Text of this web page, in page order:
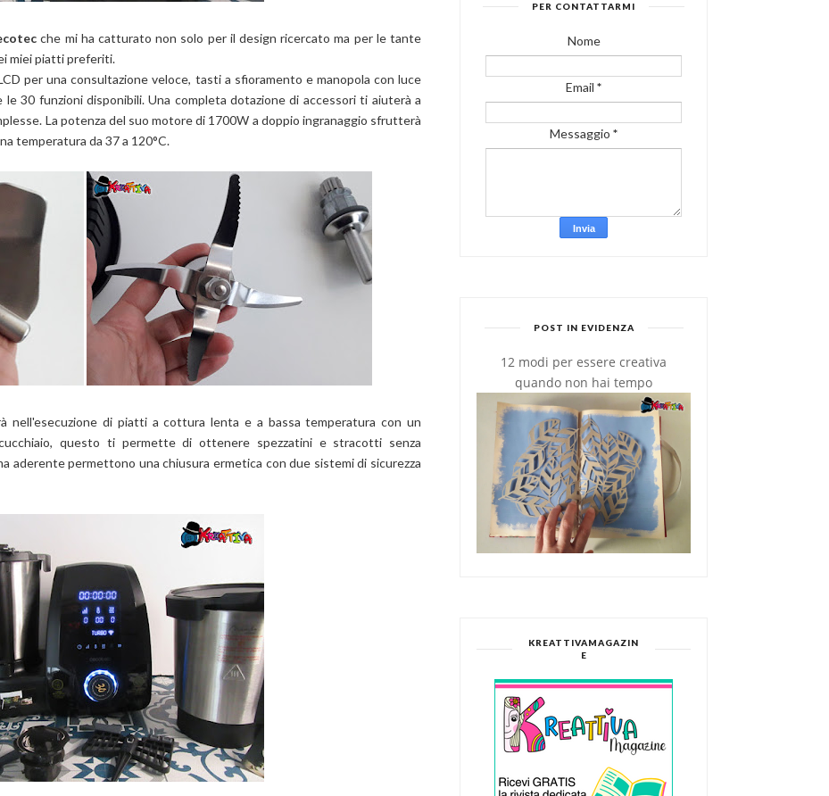
che mi ha catturato non solo per il design ricercato ma per le tante
miei piatti preferiti.
per una consultazione veloce, tasti a sfioramento e manopola con luce
30 funzioni disponibili. Una completa dotazione di accessori ti aiuterà a
La potenza del suo motore di 1700W a doppio ingranaggio sfrutterà
temperatura da 37 a 120°C.
nell'esecuzione di piatti a cottura lenta e a bassa temperatura con un
questo ti permette di ottenere spezzatini e stracotti senza
aderente permettono una chiusura ermetica con due sistemi di sicurezza
PER CONTATTARMI
Nome
Email*
Messaggio*
POST IN EVIDENZA
12 modi per essere creativa
quando non hai tempo
KREATTIVAMAGAZIN
E